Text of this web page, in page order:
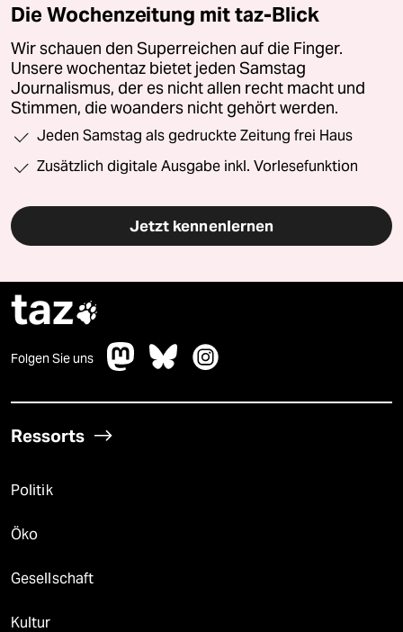
Die Wochenzeitung mit taz-Blick
Wir schauen den Superreichen auf die Finger.
Unsere wochentaz bietet jeden Samstag
Journalismus, der es nicht allen recht macht und
Stimmen, die woanders nicht gehört werden.
Jeden Samstag als gedruckte Zeitung frei Haus
Zusätzlich digitale Ausgabe inkl. Vorlesefunktion
Jetzt kennenlernen
taz
Folgen Sie uns
Ressorts
Politik
Öko
Gesellschaft
Kultur